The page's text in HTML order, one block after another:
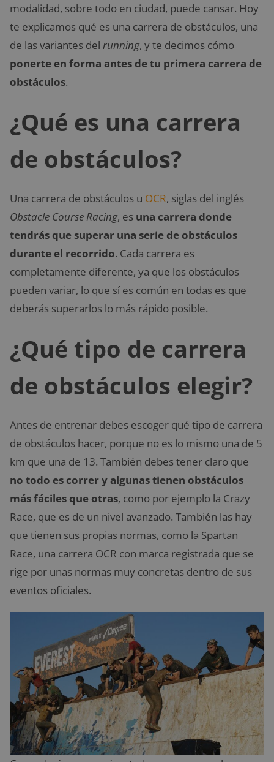
modalidad, sobre todo en ciudad, puede cansar. Hoy
te explicamos qué es una carrera de obstáculos, una
de las variantes del running, y te decimos cómo
ponerte en forma antes de tu primera carrera de
obstáculos.
¿Qué es una carrera
de obstáculos?
Una carrera de obstáculos u OCR, siglas del inglés
Obstacle Course Racing, es una carrera donde
tendrás que superar una serie de obstáculos
durante el recorrido. Cada carrera es
completamente diferente, ya que los obstáculos
pueden variar, lo que sí es común en todas es que
deberás superarlos lo más rápido posible.
¿Qué tipo de carrera
de obstáculos elegir?
Antes de entrenar debes escoger qué tipo de carrera
de obstáculos hacer, porque no es lo mismo una de 5
km que una de 13. También debes tener claro que
no todo es correr y algunas tienen obstáculos
más fáciles que otras, como por ejemplo la Crazy
Race, que es de un nivel avanzado. También las hay
que tienen sus propias normas, como la Spartan
Race, una carrera OCR con marca registrada que se
rige por unas normas muy concretas dentro de sus
eventos oficiales.